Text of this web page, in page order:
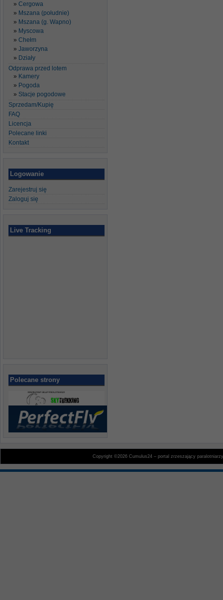
Cergowa
Mszana (południe)
Mszana (g. Wapno)
Myscowa
Chełm
Jaworzyna
Działy
Odprawa przed lotem
Kamery
Pogoda
Stacje pogodowe
Sprzedam/Kupię
FAQ
Licencja
Polecane linki
Kontakt
Logowanie
Zarejestruj się
Zaloguj się
Live Tracking
Polecane strony
Copyright ©2026 Cumulus24 – portal zrzeszający